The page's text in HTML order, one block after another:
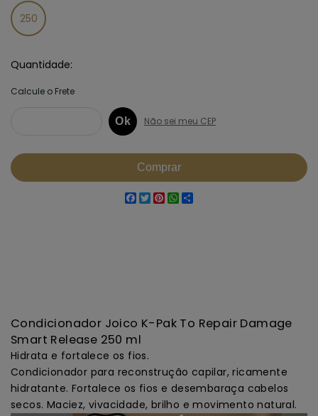
250
Quantidade
Facebook
Twitter
Pinterest
WhatsApp
Condicionador Joico K-Pak To Repair Damage
Smart Release 250 ml
Hidrata e fortalece os fios.
Condicionador para reconstrução capilar, ricamente
hidratante. Fortalece os fios e desembaraça cabelos
secos. Maciez, vivacidade, brilho e movimento natural.